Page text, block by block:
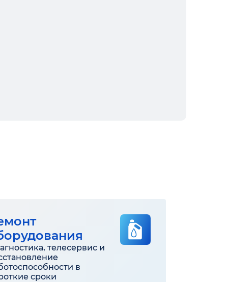
телесервис и
в
сроки